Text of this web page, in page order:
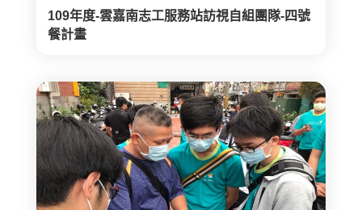
109年度-雲嘉南志工服務站訪視自組團隊-四號
餐計畫